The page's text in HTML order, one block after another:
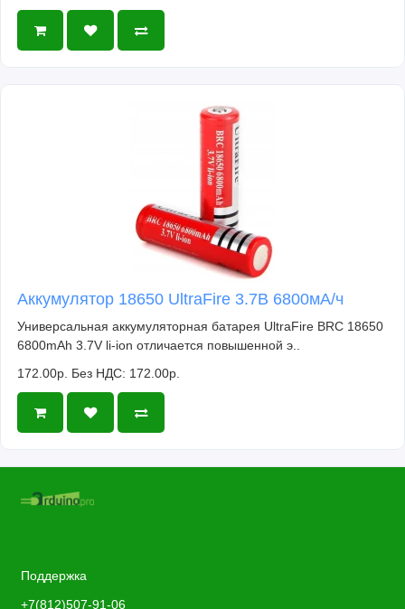
Аккумулятор 18650 UltraFire 3.7В 6800мА/ч
Универсальная аккумуляторная батарея UltraFire BRC 18650
6800mAh 3.7V li-ion отличается повышенной э..
172.00р. Без НДС: 172.00р.
Поддержка
+7(812)507-91-06